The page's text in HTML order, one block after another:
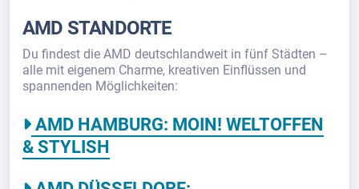
AMD STANDORTE
Du findest die AMD deutschlandweit in fünf Städten –
alle mit eigenem Charme, kreativen Einflüssen und
spannenden Möglichkeiten:
AMD HAMBURG: MOIN! WELTOFFEN
& STYLISH